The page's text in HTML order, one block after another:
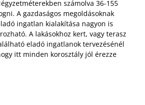
számolva 36-155
A gazdaságos megoldásoknak
ingatlan kialakítása nagyon is
A lakásokhoz kert, vagy terasz
eladó ingatlanok tervezésénél
itt minden korosztály jól érezze